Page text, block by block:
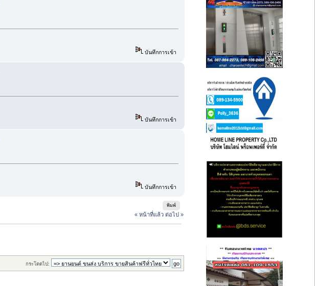
บันทึกการเข้า
บันทึกการเข้า
บันทึกการเข้า
พิมพ์
« หน้าที่แล้ว ต่อไป »
กระโดดไป: